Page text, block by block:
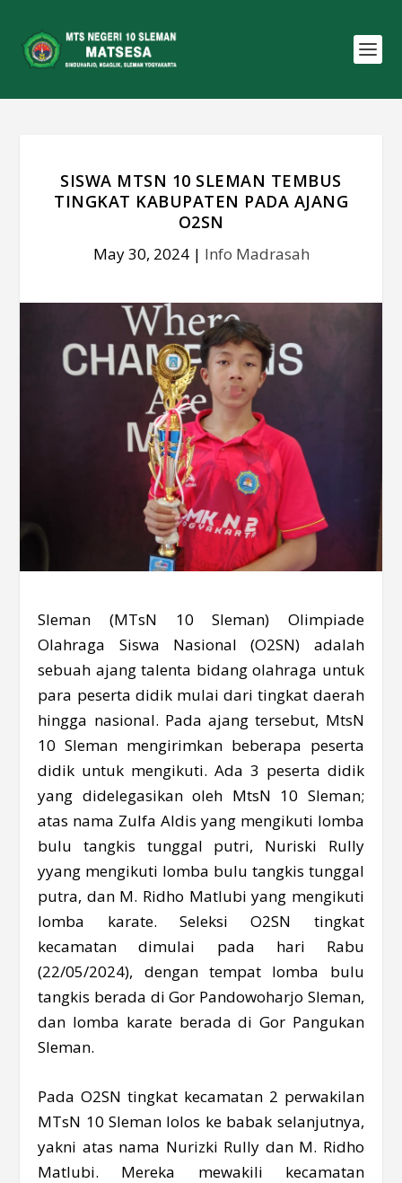
SISWA MTSN 10 SLEMAN TEMBUS
TINGKAT KABUPATEN PADA AJANG
O2SN
May 30, 2024| Info Madrasah
Sleman (MTsN 10 Sleman) Olimpiade
Olahraga Siswa Nasional (O2SN) adalah
sebuah ajang talenta bidang olahraga untuk
para peserta didik mulai dari tingkat daerah
hingga nasional. Pada ajang tersebut, MtsN
10 Sleman mengirimkan beberapa peserta
didik untuk mengikuti. Ada 3 peserta didik
yang didelegasikan oleh MtsN 10 Sleman;
atas nama Zulfa Aldis yang mengikuti lomba
bulu tangkis tunggal putri, Nuriski Rully
yyang mengikuti lomba bulu tangkis tunggal
putra, dan M. Ridho Matlubi yang mengikuti
lomba karate. Seleksi O2SN tingkat
kecamatan dimulai pada hari Rabu
(22/05/2024), dengan tempat lomba bulu
tangkis berada di Gor Pandowoharjo Sleman,
dan lomba karate berada di Gor Pangukan
Sleman.
Pada O2SN tingkat kecamatan 2 perwakilan
MTsN 10 Sleman lolos ke babak selanjutnya,
yakni atas nama Nurizki Rully dan M. Ridho
Matlubi. Mereka mewakili kecamatan